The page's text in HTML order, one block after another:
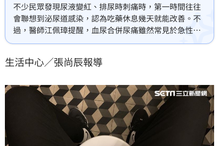
不少民眾發現尿液變紅、排尿時刺痛時，第一時間往往
會聯想到泌尿道感染，認為吃藥休息幾天就能改善。不
過，醫師江佩璋提醒，血尿合併尿痛雖然常見於急性膀
胱炎，但並非所有血尿都能單純以感染解釋，更可能與
醫檢查。
生活中心／張尚辰報導